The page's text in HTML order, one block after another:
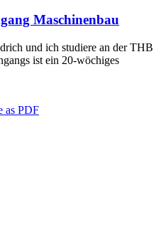
Maschinenbau
und ich studiere an der THB
ist ein 20-wöchiges
as PDF